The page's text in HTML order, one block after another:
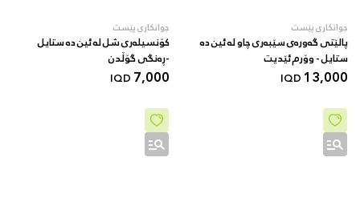
جوانکاری پێست
پالێتی گەورەی سێبەری چاو لە ئین دە
ستایل - وۆرم ئێدیت
13,000
IQD
جوانکاری پێست
کۆنسیلەری شل لە ئین دە ستایل
-ڕەنگی گۆڵدن
7,000
IQD